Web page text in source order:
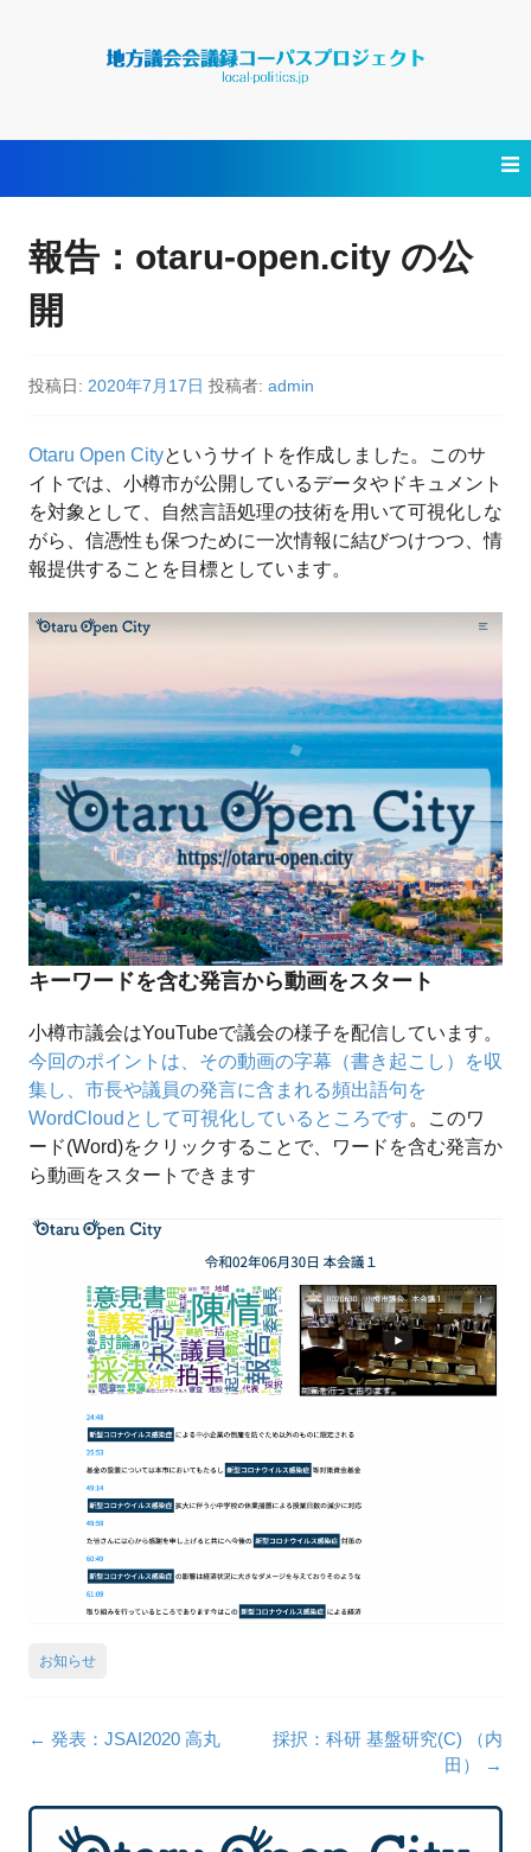
ツ
ス
キ
プ
報告：otaru-open.city の公
開
投稿日: 2020年7月17日 投稿者: admin
Otaru Open Cityというサイトを作成しました。このサ
イトでは、小樽市が公開しているデータやドキュメント
を対象として、自然言語処理の技術を用いて可視化しな
がら、信憑性も保つために一次情報に結びつけつつ、情
報提供することを目標としています。
キーワードを含む発言から動画をスタート
小樽市議会はYouTubeで議会の様子を配信しています。
今回のポイントは、その動画の字幕（書き起こし）を収
集し、市長や議員の発言に含まれる頻出語句を
WordCloudとして可視化しているところです。このワ
ード(Word)をクリックすることで、ワードを含む発言か
ら動画をスタートできます
お知らせ
投
ビ
← 発表：JSAI2020 高丸
採択：科研 基盤研究(C) （内
田）
→